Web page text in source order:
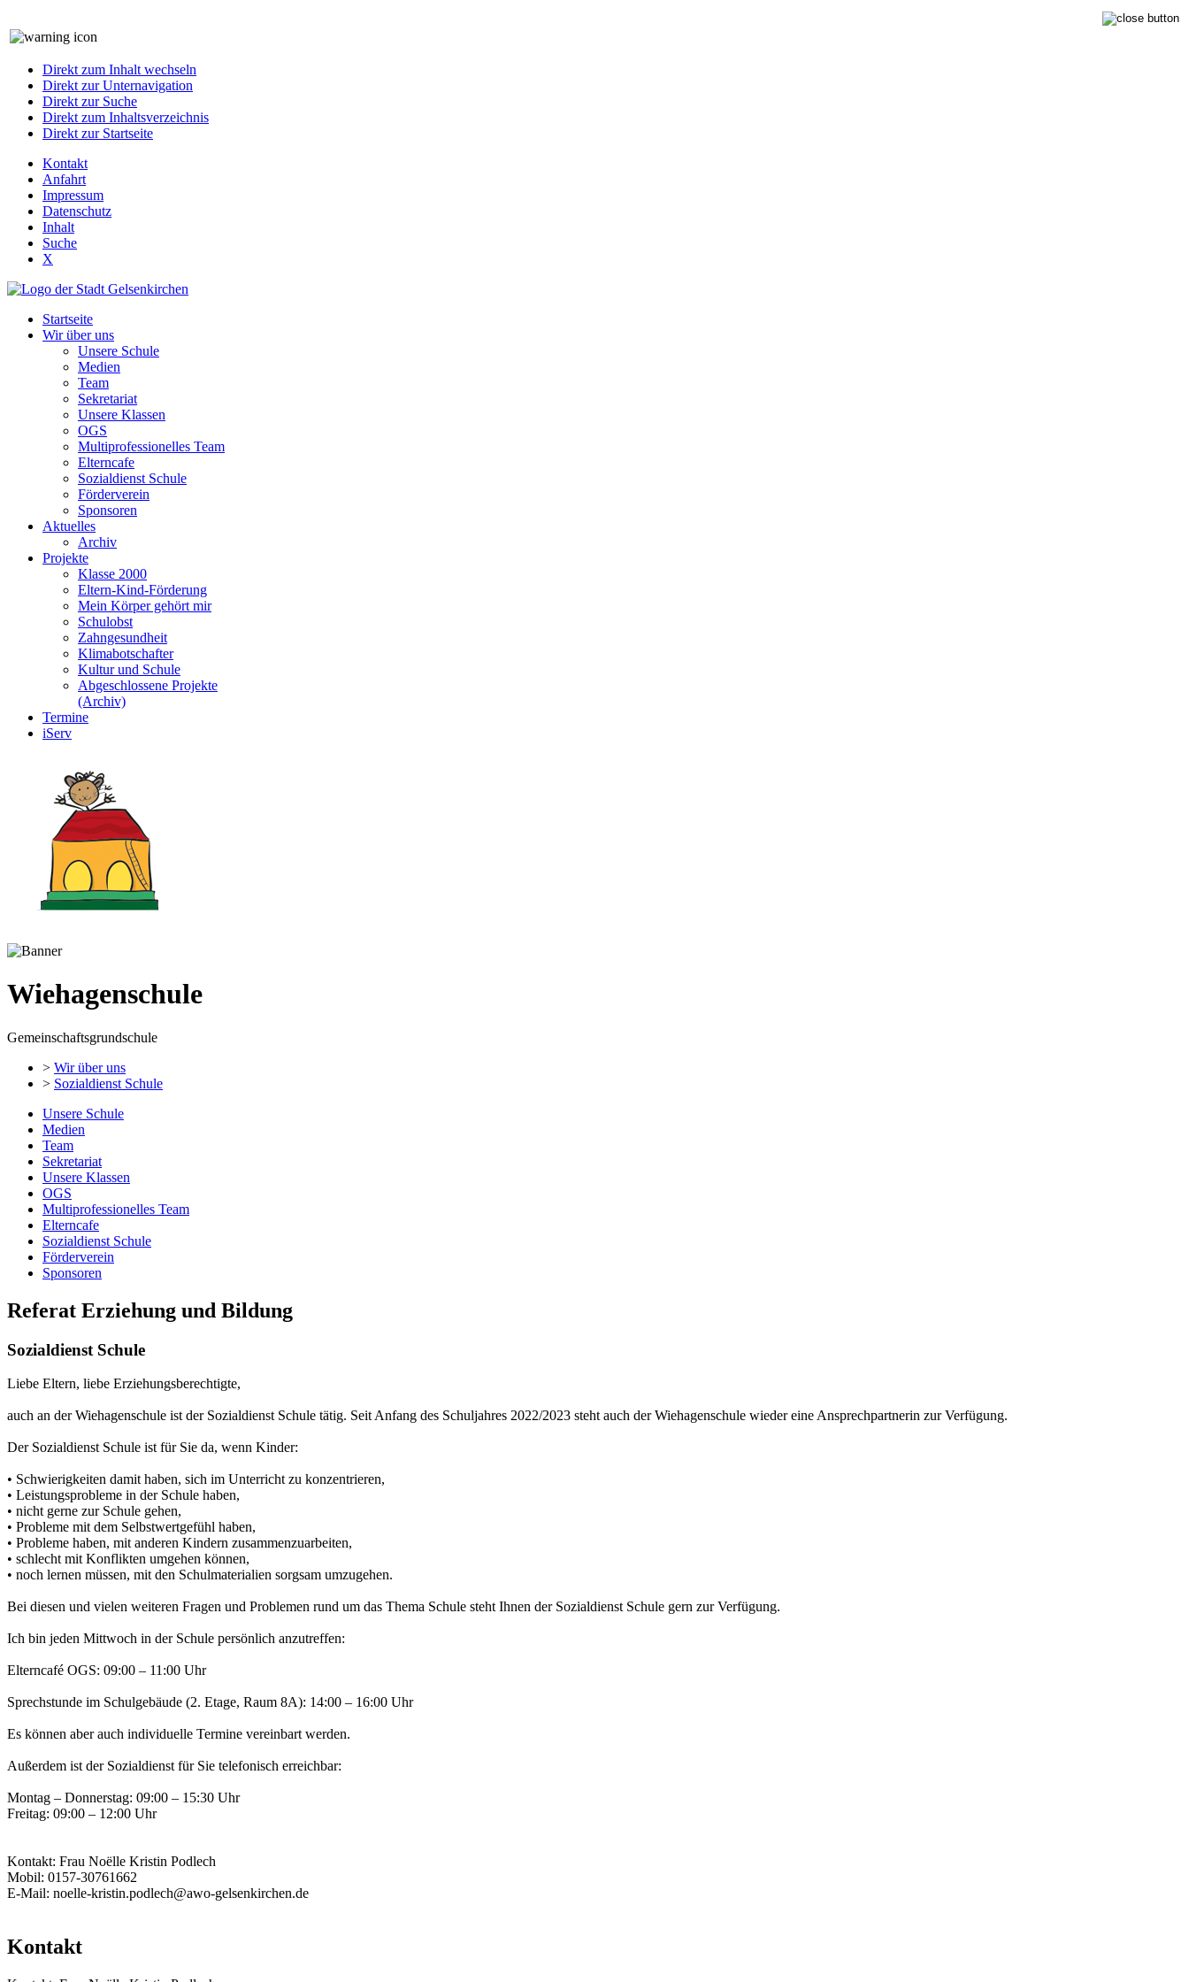
Direkt zum Inhalt wechseln
Direkt zur Unternavigation
Direkt zur Suche
Direkt zum Inhaltsverzeichnis
Direkt zur Startseite
Kontakt
Anfahrt
Impressum
Datenschutz
Inhalt
Suche
X
Startseite
Wir über uns
Unsere Schule
Medien
Team
Sekretariat
Unsere Klassen
OGS
Multiprofessionelles Team
Elterncafe
Sozialdienst Schule
Förderverein
Sponsoren
Aktuelles
Archiv
Projekte
Klasse 2000
Eltern-Kind-Förderung
Mein Körper gehört mir
Schulobst
Zahngesundheit
Klimabotschafter
Kultur und Schule
Abgeschlossene Projekte
(Archiv)
Termine
iServ
Wiehagenschule
Gemeinschaftsgrundschule
> Wir über uns
> Sozialdienst Schule
Unsere Schule
Medien
Team
Sekretariat
Unsere Klassen
OGS
Multiprofessionelles Team
Elterncafe
Sozialdienst Schule
Förderverein
Sponsoren
Referat Erziehung und Bildung
Sozialdienst Schule
Liebe Eltern, liebe Erziehungsberechtigte,
auch an der Wiehagenschule ist der Sozialdienst Schule tätig. Seit Anfang des Schuljahres 2022/2023 steht auch der Wiehagenschule wieder eine Ansprechpartnerin zur Verfügung.
Der Sozialdienst Schule ist für Sie da, wenn Kinder:
• Schwierigkeiten damit haben, sich im Unterricht zu konzentrieren,
• Leistungsprobleme in der Schule haben,
• nicht gerne zur Schule gehen,
• Probleme mit dem Selbstwertgefühl haben,
• Probleme haben, mit anderen Kindern zusammenzuarbeiten,
• schlecht mit Konflikten umgehen können,
• noch lernen müssen, mit den Schulmaterialien sorgsam umzugehen.
Bei diesen und vielen weiteren Fragen und Problemen rund um das Thema Schule steht Ihnen der Sozialdienst Schule gern zur Verfügung.
Ich bin jeden Mittwoch in der Schule persönlich anzutreffen:
Elterncafé OGS: 09:00 – 11:00 Uhr
Sprechstunde im Schulgebäude (2. Etage, Raum 8A): 14:00 – 16:00 Uhr
Es können aber auch individuelle Termine vereinbart werden.
Außerdem ist der Sozialdienst für Sie telefonisch erreichbar:
Montag – Donnerstag: 09:00 – 15:30 Uhr
Freitag: 09:00 – 12:00 Uhr
Kontakt: Frau Noëlle Kristin Podlech
Mobil: 0157-30761662
E-Mail: noelle-kristin.podlech@awo-gelsenkirchen.de
Kontakt